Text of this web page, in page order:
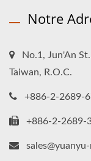
Notre
No.1, Jun'An
Taiwan, R.O.C.
+886-2-2689-
+886-2-2689-